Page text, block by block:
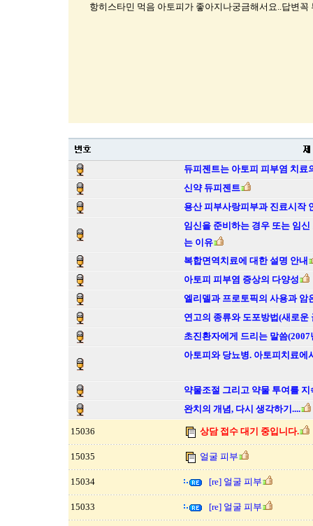
항히스타민 먹음 아토피가 좋아지나궁금해서요..답변꼭
듀피젠트는 아토피 피부염 치료
신약 듀피젠트
용산 피부사랑피부과 진료시작
임신을 준비하는 경우 또는 임
는 이유
복합면역치료에 대한 설명 안내
아토피 피부염 증상의 다양성
엘리델과 프로토픽의 사용과 암
연고의 종류와 도포방법(새로운
초진환자에게 드리는 말씀
아토피와 당뇨병. 아토피치료에
약물조절 그리고 약물 투여를
완치의 개념, 다시 생각하기....
15036 상담 접수 대기 중입니다.
15035 얼굴 피부
15034 [re] 얼굴 피부
15033 [re] 얼굴 피부